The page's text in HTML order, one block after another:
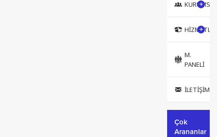
KURUMSAL
M.
PANELİ
İLETIŞIM
Çok
Arananlar